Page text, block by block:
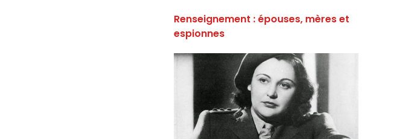
Renseignement : épouses, mères et
espionnes